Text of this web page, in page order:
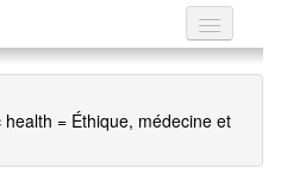
= Éthique, médecine et